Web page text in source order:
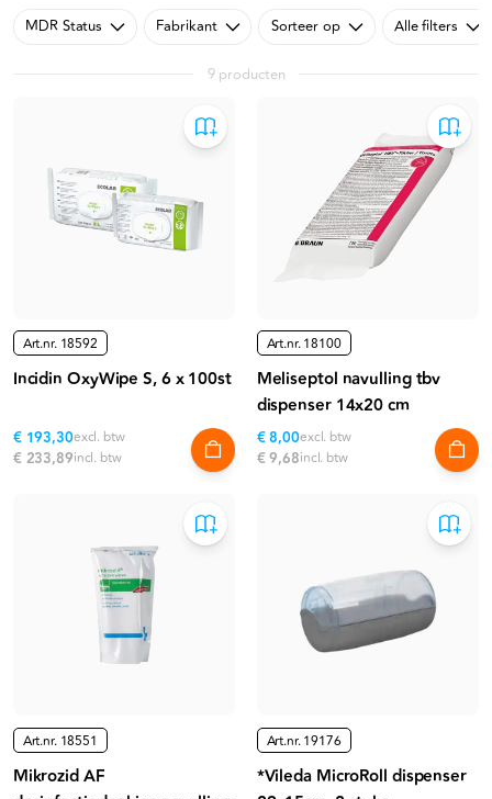
MDR Status Fabrikant Sorteer op Alle filters
9 producten
Art.nr. 18592
Incidin OxyWipe S, 6 x 100st
€ 193,30excl. btw
€ 233,89incl. btw
Art.nr.18100
Meliseptol navulling tbv
dispenser 14x20 cm
€ 8,00excl. btw
€ 9,68incl. btw
Art.nr. 18551
Mikrozid AF
Art.nr.19176
*Vileda MicroRoll dispenser